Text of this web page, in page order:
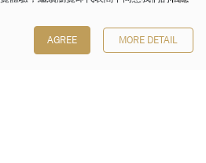
AGREE MORE DETAIL